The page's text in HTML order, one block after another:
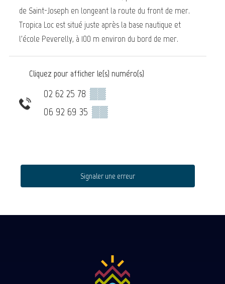
de Saint-Joseph en longeant la route du front de mer.
Tropica Loc est situé juste après la base nautique et
l'école Peverelly, à 100 m environ du bord de mer.
Cliquez pour afficher le(s) numéro(s)
02 62 25 78 ▒▒
06 92 69 35 ▒▒
Signaler une erreur